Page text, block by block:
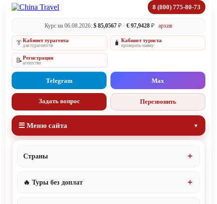
8 (800) 775-80-73
Курс на 06.08.2026: $ 85,0567 ₽ · € 97,9428 ₽ архив
👔Кабинет турагента
для турагентств 🧳 Кабинет туриста
проверить заявку
📝Регистрация
агентство
Telegram Max
Задать вопрос Перезвонить
☰ Меню сайта
Страны
🔥 Туры без доплат